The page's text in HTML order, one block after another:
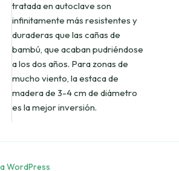
tratada en autoclave son
infinitamente más resistentes y
duraderas que las cañas de
bambú, que acaban pudriéndose
a los dos años. Para zonas de
mucho viento, la estaca de
madera de 3-4 cm de diámetro
es la mejor inversión.
WordPress